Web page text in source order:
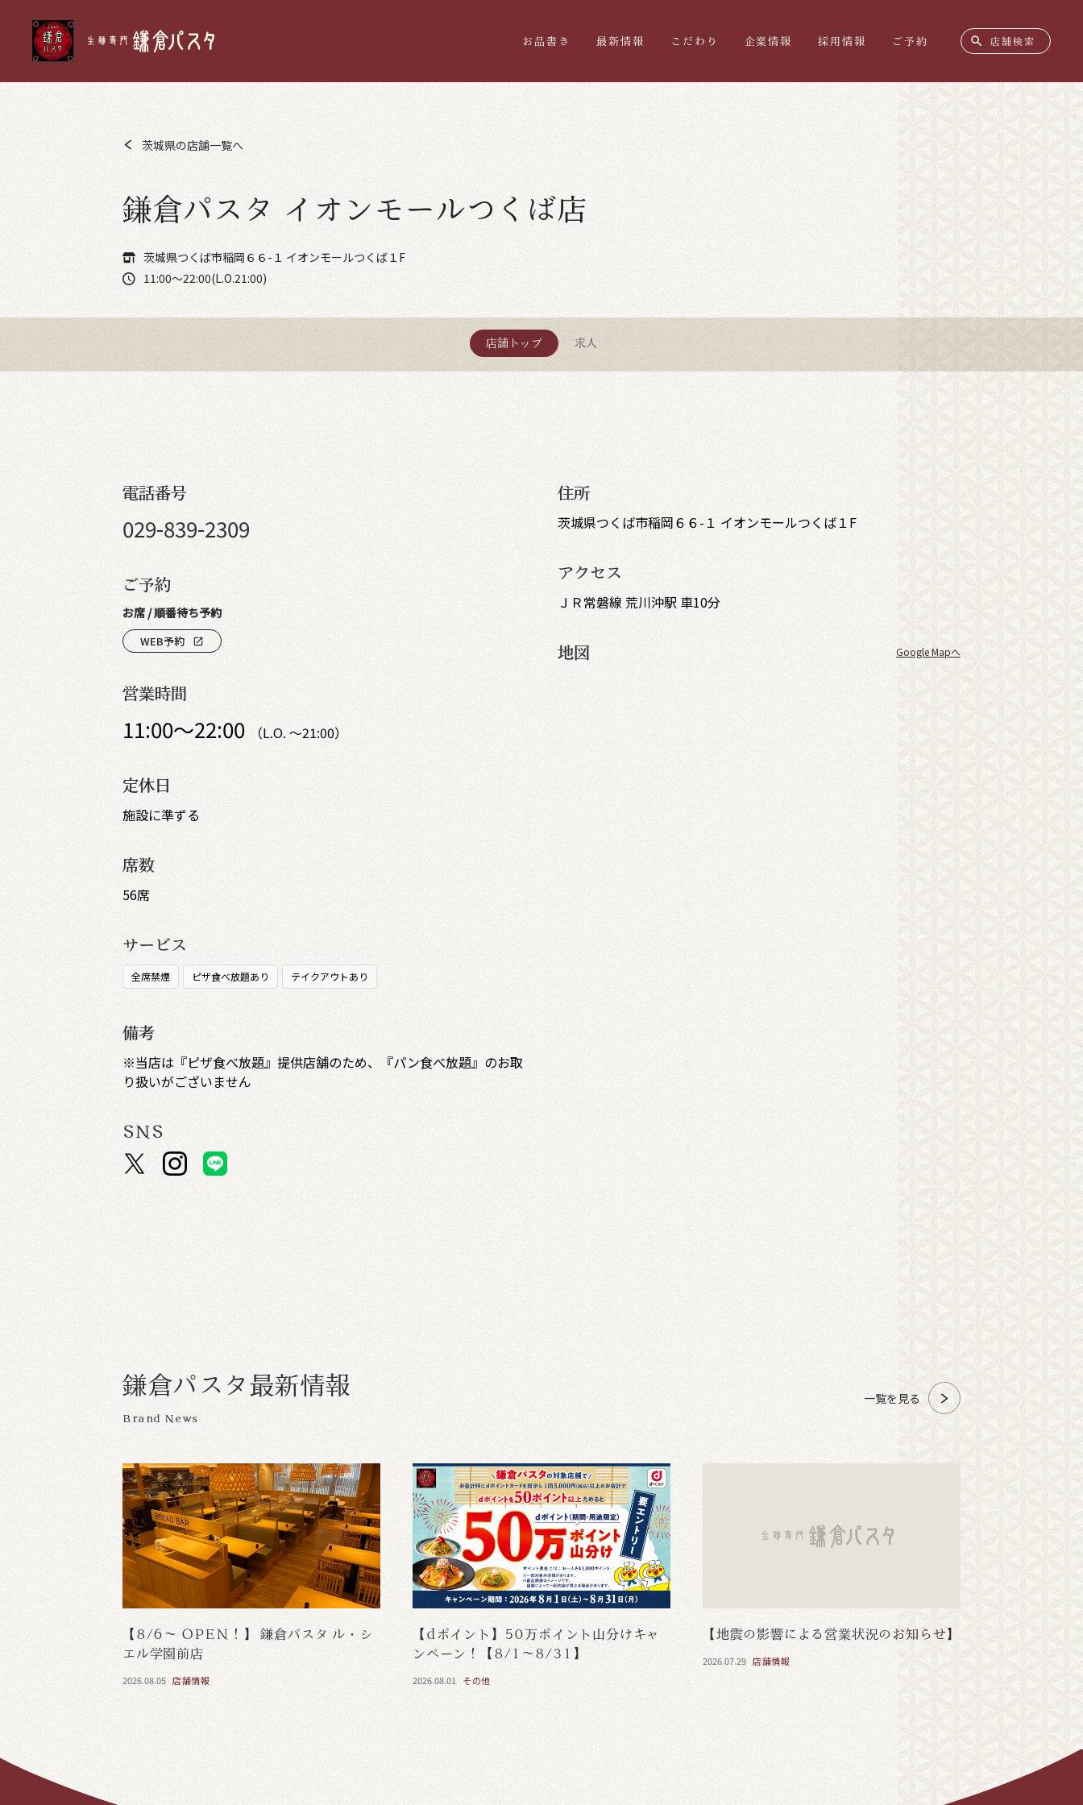
お品書き 最新情報 こだわり 企業情報 採用情報 ご予約 search 店舗検索
茨城県の店舗一覧へ
鎌倉パスタ イオンモールつくば店
茨城県つくば市稲岡６６-１ イオンモールつくば１F
11:00～22:00(L.O.21:00)
店舗トップ 求人
電話番号
029-839-2309
ご予約
お席 / 順番待ち予約
WEB予約 open_in_new
営業時間
11:00～22:00 （L.O. ～21:00）
定休日
施設に準ずる
席数
56席
サービス
全席禁煙 ピザ食べ放題あり テイクアウトあり
備考
※当店は『ピザ食べ放題』提供店舗のため、『パン食べ放題』のお取
り扱いがございません
SNS
住所
茨城県つくば市稲岡６６-１ イオンモールつくば１F
アクセス
ＪＲ常磐線 荒川沖駅 車10分
地図 Google Mapへ
鎌倉パ ス タ 最新情報
Brand News
一覧を見る
【8/6～ OPEN！】 鎌倉パスタ ル・シ
エル学園前店
2026.08.05 店舗情報
【dポイント】50万ポイント山分けキャ
ンペーン！【8/1～8/31】
2026.08.01 その他
【地震の影響による営業状況のお知らせ】
2026.07.29 店舗情報